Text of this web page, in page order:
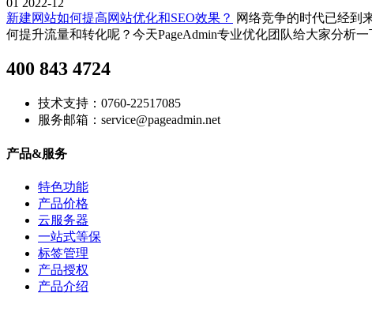
新建网站如何提高网站优化和SEO效果？ 网络竞争的时代已经到
何提升流量和转化呢？今天PageAdmin专业优化团队给大家分析
400 843 4724
技术支持：0760-22517085
服务邮箱：service@pageadmin.net
产品&服务
特色功能
产品价格
云服务器
一站式等保
标签管理
产品授权
产品介绍